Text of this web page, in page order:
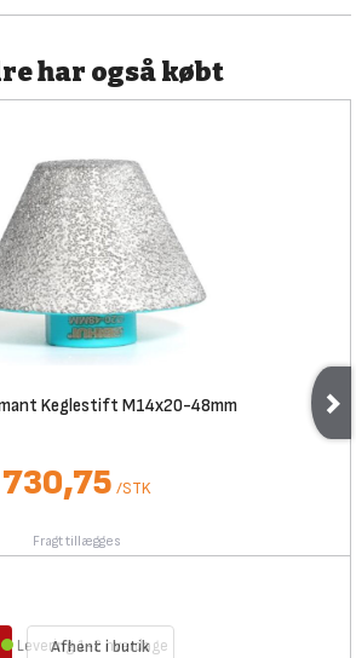
har også købt
Keglestift M14x20-48mm
730,75 /STK
Fragt tillægges
Afhent i butik
Levering 1-2 hverdage